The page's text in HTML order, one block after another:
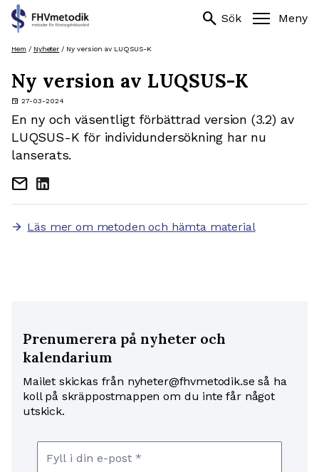
Hoppa
innehåll
search Sök Meny
Sök
efter:
search
Hem / Nyheter / Ny version av LUQSUS-K
Ny version av LUQSUS-K
event 27-03-2024
En ny och väsentligt förbättrad version (3.2) av
LUQSUS-K för individundersökning har nu
lanserats.
mail
arrow_forward Läs mer om metoden och hämta material
Prenumerera på nyheter och
kalendarium
Mailet skickas från nyheter@fhvmetodik.se så ha
koll på skräppostmappen om du inte får något
utskick.